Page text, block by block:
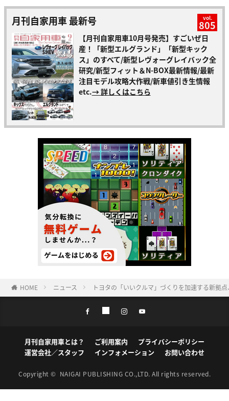
月刊自家用車 最新号 vol.
805
【月刊自家用車10月号発売】すごいぜ日
産！「新型エルグランド」「新型キック
ス」のすべて/新型レヴォーグレイバック全
研究/新型フィット＆N-BOX最新情報/最新
注目モデル攻略大作戦/新車値引き生情報
etc.→ 詳しくはこちら
HOME ニュース トヨタの「いいクルマ」づくりを加速する新拠
月刊自家用車とは？ ご利用案内
プライバシーポリシー
運営会社／スタッフ
インフォメーション お問い合わせ
Copyright © NAIGAI PUBLISHING CO.,LTD. All rights reserved.